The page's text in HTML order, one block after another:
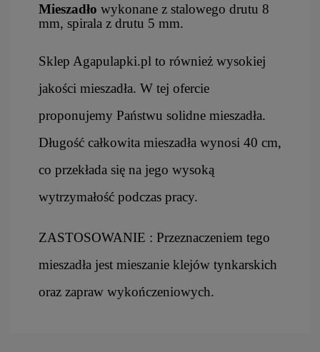
Mieszadło wykonane z stalowego drutu 8
mm, spirala z drutu 5 mm.
Sklep Agapulapki.pl to również wysokiej
jakości mieszadła. W tej ofercie
proponujemy Państwu solidne mieszadła.
Długość całkowita mieszadła wynosi 40 cm,
co przekłada się na jego wysoką
wytrzymałość podczas pracy.
ZASTOSOWANIE : Przeznaczeniem tego
mieszadła jest mieszanie klejów tynkarskich
oraz zapraw wykończeniowych.